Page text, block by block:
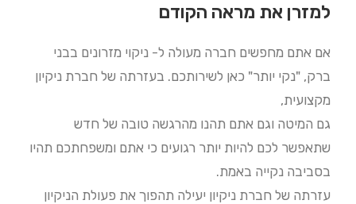
למזרן את מראה הקודם
אם אתם מחפשים חברה מעולה ל- ניקוי מזרונים בבני
ברק, "נקי יותר" כאן לשירותכם. בעזרתה של חברת ניקיון
מקצועית,
גם המיטה וגם אתם תהנו מהרגשה טובה של חדש
שתאפשר לכם להיות יותר רגועים כי אתם ומשפחתכם תהיו
בסביבה נקייה באמת.
עזרתה של חברת ניקיון יעילה תהפוך את פעולת הניקיון